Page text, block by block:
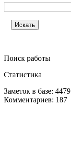
Поиск работы
Статистика
Заметок в базе: 4479
Комментариев: 187